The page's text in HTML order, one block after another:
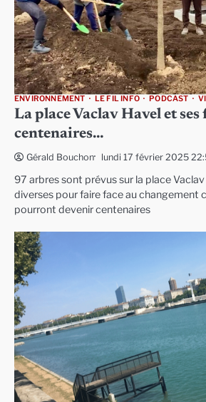
ENVIRONNEMENT LE FIL INFO PODCAST
La place Vaclav Havel et
centenaires…
Gérald Bouchon lundi 17 février 2025
97 arbres sont prévus sur la place
diverses pour faire face au changement
pourront devenir centenaires